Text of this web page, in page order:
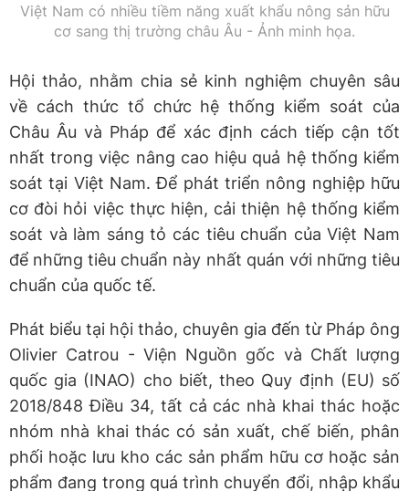
Việt Nam có nhiều tiềm năng xuất khẩu nông sản hữu
cơ sang thị trường châu Âu - Ảnh minh họa.
Hội thảo, nhằm chia sẻ kinh nghiệm chuyên sâu
về cách thức tổ chức hệ thống kiểm soát của
Châu Âu và Pháp để xác định cách tiếp cận tốt
nhất trong việc nâng cao hiệu quả hệ thống kiểm
soát tại Việt Nam. Để phát triển nông nghiệp hữu
cơ đòi hỏi việc thực hiện, cải thiện hệ thống kiểm
soát và làm sáng tỏ các tiêu chuẩn của Việt Nam
để những tiêu chuẩn này nhất quán với những tiêu
chuẩn của quốc tế.
Phát biểu tại hội thảo, chuyên gia đến từ Pháp ông
Olivier Catrou - Viện Nguồn gốc và Chất lượng
quốc gia (INAO) cho biết, theo Quy định (EU) số
2018/848 Điều 34, tất cả các nhà khai thác hoặc
nhóm nhà khai thác có sản xuất, chế biến, phân
phối hoặc lưu kho các sản phẩm hữu cơ hoặc sản
phẩm đang trong quá trình chuyển đổi, nhập khẩu